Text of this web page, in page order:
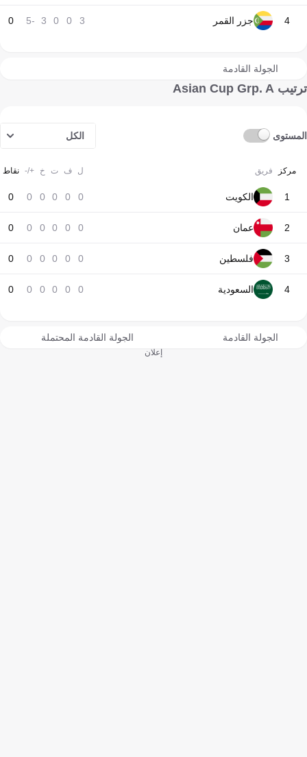
4 جزر القمر 3
0
0
3
-5
0
الجولة القادمة
ترتيب Asian Cup Grp. A
المستوى الكل
مركز فريق ل ف ت خ +/- نقاط
1 الكويت 0
0
0
0
0
0
2 عمان 0
0
0
0
0
0
3 فلسطين 0
0
0
0
0
0
4 السعودية 0
0
0
0
0
0
الجولة القادمة الجولة القادمة المحتملة
إعلان